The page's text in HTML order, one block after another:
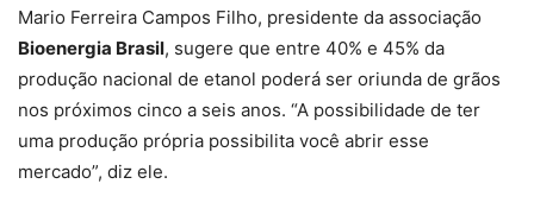
Mario Ferreira Campos Filho, presidente da associação
Bioenergia Brasil, sugere que entre 40% e 45% da
produção nacional de etanol poderá ser oriunda de grãos
nos próximos cinco a seis anos. “A possibilidade de ter
uma produção própria possibilita você abrir esse
mercado”, diz ele.